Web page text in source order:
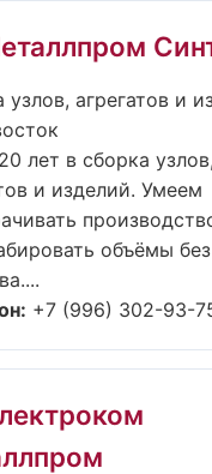
узлов, агрегатов и
лет в сборка узлов,
и изделий. Умеем
объёмы
+7 (996) 302-93-